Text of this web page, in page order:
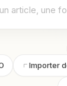
Importer